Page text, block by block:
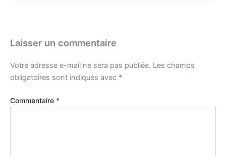
Laisser un commentaire
Votre adresse e-mail ne sera pas publiée. Les champs
obligatoires sont indiqués avec *
Commentaire *